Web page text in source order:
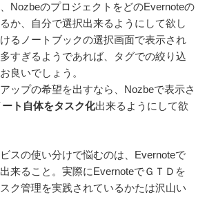
NozbeのプロジェクトをどのEvernoteの
か、自分で選択出来るようにして欲し
るノートブックの選択画面で表示され
すぎるようであれば、タグでの絞り込
良いでしょう。
ップの希望を出すなら、Nozbeで表示さ
ト自体をタスク化出来るようにして欲
スの使い分けで悩むのは、Evernoteで
来ること。実際にEvernoteでＧＴＤを
ク管理を実践されているかたは沢山い